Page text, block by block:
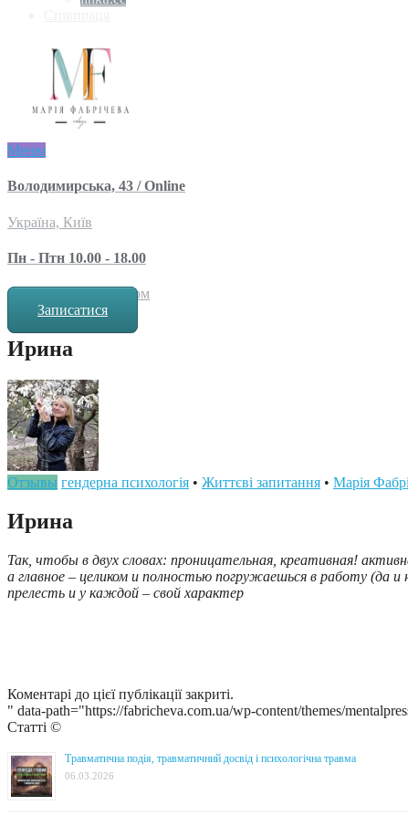
Меню
Володимирська, 43 / Online
Україна, Київ
Пн - Птн 10.00 - 18.00
за попереднім записом
Записатися
Ирина
Отзывы гендерна психологія • Життєві запитання • Марія
Ирина
Так, чтобы в двух словах: проницательная, креативная!
а главное – целиком и полностью погружаешься в работу (да
прелесть и у каждой – свой характер
Коментарі до цієї публікації закриті.
" data-path="https://fabricheva.com.ua/wp-content/themes/
Статті ©
Травматична подія, травматичний досвід і психологічна травма
06.03.2026